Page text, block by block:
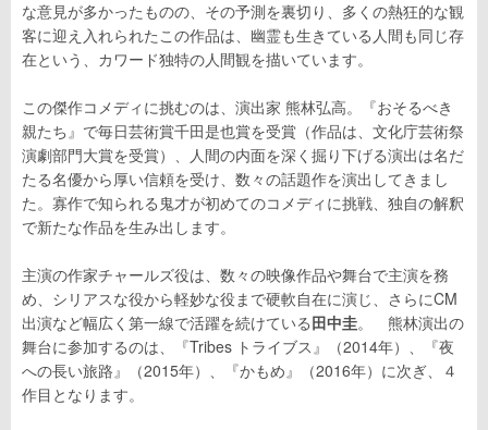
な意見が多かったものの、その予測を裏切り、多くの熱狂的な観
客に迎え入れられたこの作品は、幽霊も生きている人間も同じ存
在という、カワード独特の人間観を描いています。
この傑作コメディに挑むのは、演出家 熊林弘高。『おそるべき
親たち』で毎日芸術賞千田是也賞を受賞（作品は、文化庁芸術祭
演劇部門大賞を受賞）、人間の内面を深く掘り下げる演出は名だ
たる名優から厚い信頼を受け、数々の話題作を演出してきまし
た。寡作で知られる鬼才が初めてのコメディに挑戦、独自の解釈
で新たな作品を生み出します。
主演の作家チャールズ役は、数々の映像作品や舞台で主演を務
め、シリアスな役から軽妙な役まで硬軟自在に演じ、さらにCM
出演など幅広く第一線で活躍を続けている田中圭。 熊林演出の
舞台に参加するのは、『Tribes トライブス』（2014年）、『夜
への長い旅路』（2015年）、『かもめ』（2016年）に次ぎ、４
作目となります。